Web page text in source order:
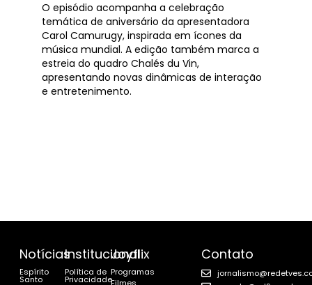
O episódio acompanha a celebração
temática de aniversário da apresentadora
Carol Camurugy, inspirada em ícones da
música mundial. A edição também marca a
estreia do quadro Chalés du Vin,
apresentando novas dinâmicas de interação
e entretenimento.
Notícias
Espírito
Santo
Institucional
Política de
Privacidade
Joyflix
Programas
Contato